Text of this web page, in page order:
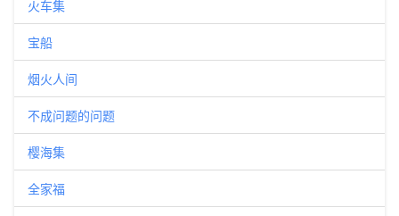
火车集
宝船
烟火人间
不成问题的问题
樱海集
全家福